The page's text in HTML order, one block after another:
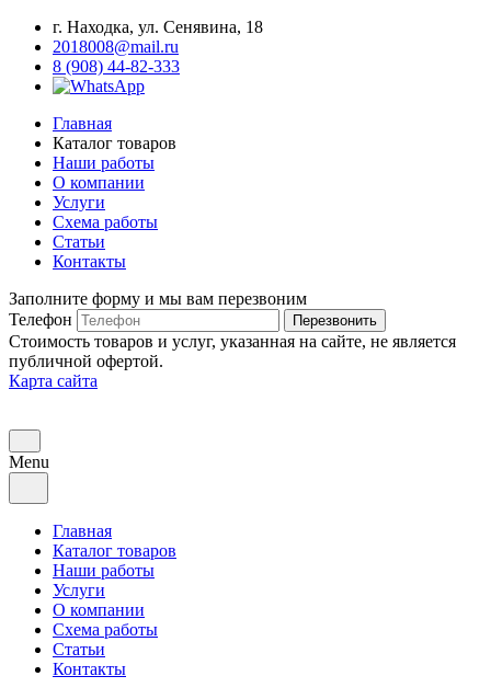
г. Находка, ул. Сенявина, 18
2018008@mail.ru
8 (908) 44-82-333
Главная
Каталог товаров
Наши работы
О компании
Услуги
Схема работы
Статьи
Контакты
Заполните форму и мы вам перезвоним
Телефон
Перезвонить
Стоимость товаров и услуг, указанная на сайте, не является
публичной офертой.
Карта сайта
Menu
Главная
Каталог товаров
Наши работы
Услуги
О компании
Схема работы
Статьи
Контакты